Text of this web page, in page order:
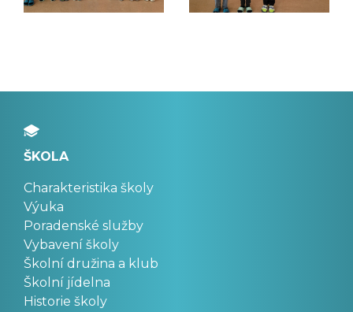
ŠKOLA
Charakteristika školy
Výuka
Poradenské služby
Vybavení školy
Školní družina a klub
Školní jídelna
Historie školy